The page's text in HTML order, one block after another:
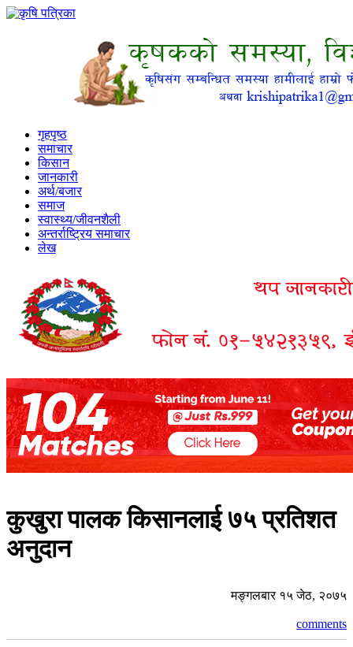
गृहपृष्ठ
समाचार
किसान
जानकारी
अर्थ/बजार
समाज
स्वास्थ्य/जीवनशैली
अन्तर्राष्ट्रिय समाचार
लेख
कुखुरा पालक किसानलाई ७५ प्रतिशत
अनुदान
मङ्गलबार १५ जेठ, २०७५
comments